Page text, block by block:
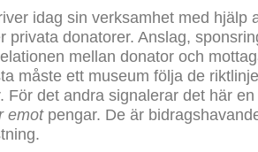
idag sin verksamhet med hjälp
privata donatorer. Anslag,
mellan donator och
måste ett museum följa de
För det andra signalerar det här
emotpengar. De är